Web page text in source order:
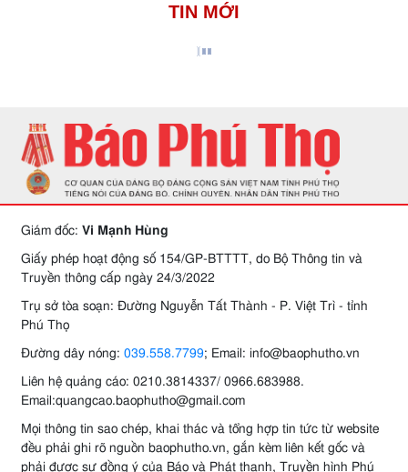
TIN MỚI
Giám đốc: Vi Mạnh Hùng
Giấy phép hoạt động số 154/GP-BTTTT, do Bộ Thông tin và
Truyền thông cấp ngày 24/3/2022
Trụ sở tòa soạn: Đường Nguyễn Tất Thành - P. Việt Trì - tỉnh
Phú Thọ
Đường dây nóng: 039.558.7799; Email: info@baophutho.vn
Liên hệ quảng cáo: 0210.3814337/ 0966.683988.
Email:quangcao.baophutho@gmail.com
Mọi thông tin sao chép, khai thác và tổng hợp tin tức từ website
đều phải ghi rõ nguồn baophutho.vn, gắn kèm liên kết gốc và
phải được sự đồng ý của Báo và Phát thanh, Truyền hình Phú